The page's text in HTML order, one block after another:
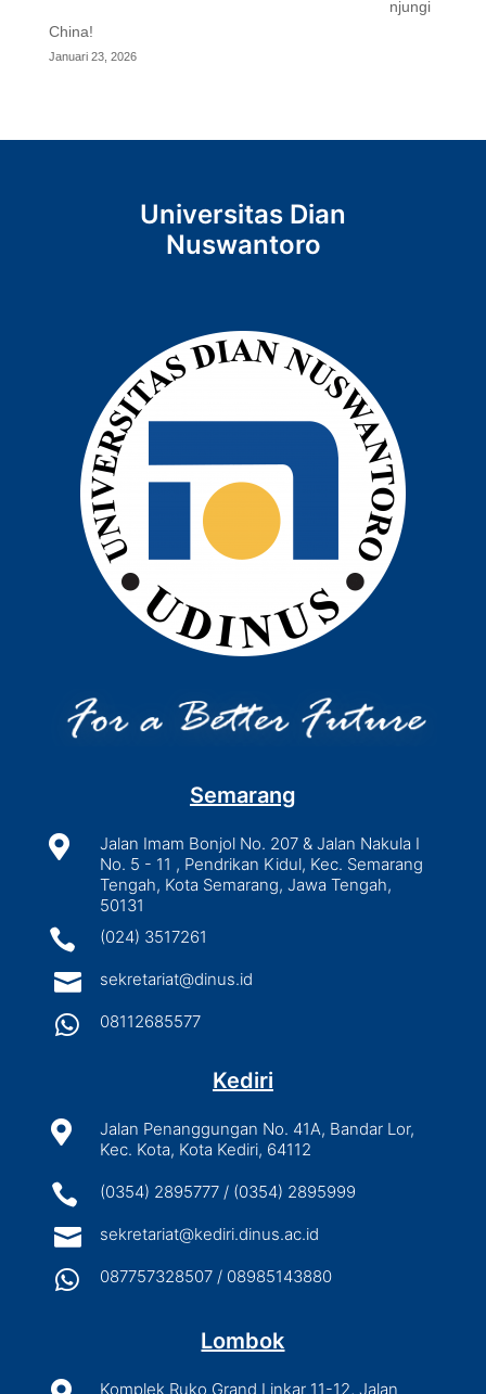
njungi
China!
Januari 23, 2026
Universitas Dian
Nuswantoro
Semarang

Jalan Imam Bonjol No. 207 & Jalan Nakula I
No. 5 - 11 , Pendrikan Kidul, Kec. Semarang
Tengah, Kota Semarang, Jawa Tengah,
50131
 (024) 3517261
 sekretariat@dinus.id
 08112685577
Kediri

Jalan Penanggungan No. 41A, Bandar Lor,
Kec. Kota, Kota Kediri, 64112
 (0354) 2895777 / (0354) 2895999
 sekretariat@kediri.dinus.ac.id
 087757328507 / 08985143880
Lombok
Komplek Ruko Grand Linkar 11-12, Jalan